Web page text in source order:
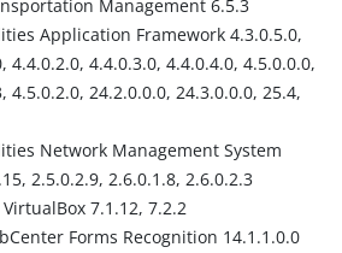
Management 6.5.3
Application Framework 4.3.0.5.0,
4.4.0.2.0, 4.4.0.3.0, 4.4.0.4.0, 4.5.0.0.0,
4.5.0.2.0, 24.2.0.0.0, 24.3.0.0.0, 25.4,
Network Management System
2.5.0.2.9, 2.6.0.1.8, 2.6.0.2.3
7.1.12, 7.2.2
Forms Recognition 14.1.1.0.0